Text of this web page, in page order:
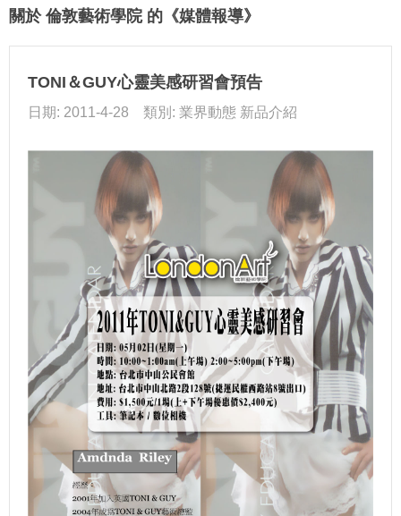
關於 倫敦藝術學院 的《媒體報導》
TONI＆GUY心靈美感研習會預告
日期: 2011-4-28 類別: 業界動態 新品介紹